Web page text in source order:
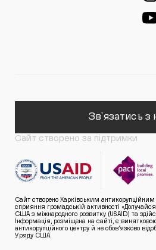
Зв'язатись з
Сайт створено за підтримки
Сайт створено Харківським
сприяння громадській активності
США з міжнародного розвитку (USAID) та
Інформація, розміщена на сайті, є
антикорупційного центру й не обов’язково
Уряду США.